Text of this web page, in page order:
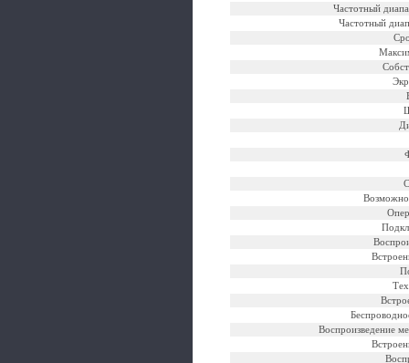
Частотный
Частотный
Воспроизведение